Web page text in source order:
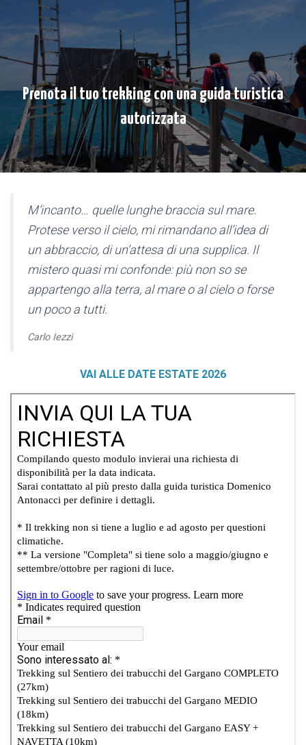
Prenota il tuo trekking con una guida turistica
autorizzata
M’incanto… quelle lunghe braccia sul mare.
Protese verso il cielo, mi rimandano all’idea di
un abbraccio, di un’attesa di una supplica. Il
mistero quasi mi confonde: più non so se
appartengo alla terra, al mare o al cielo o forse
un poco a tutti.
Carlo Iezzi
VAI ALLE DATE ESTATE 2026